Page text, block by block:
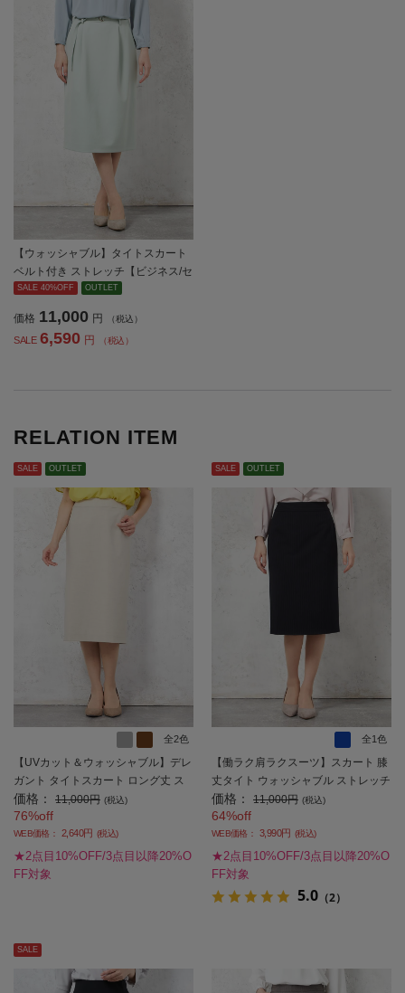
【ウォッシャブル】タイトスカート
ベルト付き ストレッチ【ビジネス/セ
レモニー】無地 SOFFICE 通年【レ
SALE 40%OFF OUTLET
価格 11,000 円 （税込）
SALE 6,590 円 （税込）
RELATION ITEM
SALE OUTLET
全2色
【UVカット＆ウォッシャブル】デレ
ガント タイトスカート ロング丈 ス
トレッチ 無地 SOFFICE 【レディー
ス】
価格： 11,000円 (税込)
76%off
WEB価格： 2,640円 (税込)
★2点目10%OFF/3点目以降20%O
FF対象
SALE OUTLET
全1色
【働ラク肩ラクスーツ】スカート 膝
丈タイト ウォッシャブル ストレッチ
ネイビーストライプ SOFFICE 秋冬
【レディース】
価格： 11,000円 (税込)
64%off
WEB価格： 3,990円 (税込)
★2点目10%OFF/3点目以降20%O
FF対象
5.0 （2）
SALE